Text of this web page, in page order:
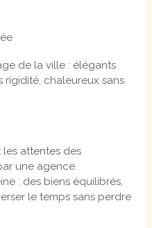
de la ville : élégants
rigidité, chaleureux sans
attentes des
une agence
: des biens équilibrés,
le temps sans perdre